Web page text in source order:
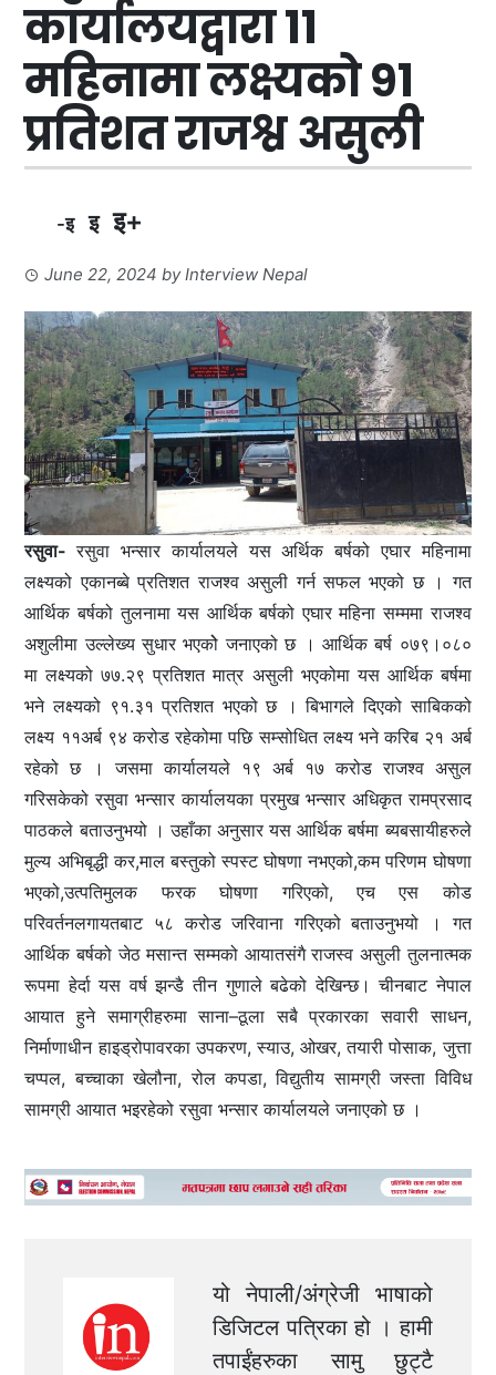
कार्यालयद्वारा ११
महिनामा लक्ष्यको ९१
प्रतिशत राजश्व असुली
-इ इ इ+
June 22, 2024 byInterview Nepal
रसुवा-रसुवा भन्सार कार्यालयले यस अर्थिक बर्षको एघार महिनामा
लक्ष्यको एकानब्बे प्रतिशत राजश्व असुली गर्न सफल भएको छ । गत
आर्थिक बर्षको तुलनामा यस आर्थिक बर्षको एघार महिना सम्ममा राजश्व
अशुलीमा उल्लेख्य सुधार भएकोे जनाएको छ । आर्थिक बर्ष ०७९।०८०
मा लक्ष्यको ७७‍.२९ प्रतिशत मात्र असुली भएकोमा यस आर्थिक बर्षमा
भने लक्ष्यको ९१‍‍‍‍.३१ प्रतिशत भएको छ । बिभागले दिएको साबिकको
लक्ष्य ११अर्ब ९४ करोड रहेकोमा पछि सम्सोधित लक्ष्य भने करिब २१ अर्ब
रहेको छ । जसमा कार्यालयले १९ अर्ब १७ करोड राजश्व असुल
गरिसकेको रसुवा भन्सार कार्यालयका प्रमुख भन्सार अधिकृत रामप्रसाद
पाठकले बताउनुभयो । उहाँका अनुसार यस आर्थिक बर्षमा ब्यबसायीहरुले
मुल्य अभिबृद्धी कर,माल बस्तुको स्पस्ट घोषणा नभएको,कम परिणम घोषणा
भएको,उत्पतिमुलक फरक घोषणा गरिएको, एच एस कोड
परिवर्तनलगायतबाट ५८ करोड जरिवाना गरिएको बताउनुभयो । गत
आर्थिक बर्षको जेठ मसान्त सम्मको आयातसंगै राजस्व असुली तुलनात्मक
रूपमा हेर्दा यस वर्ष झन्डै तीन गुणाले बढेको देखिन्छ। चीनबाट नेपाल
आयात हुने समाग्रीहरुमा साना–ठूला सबै प्रकारका सवारी साधन,
निर्माणाधीन हाइड्रोपावरका उपकरण, स्याउ, ओखर, तयारी पोसाक, जुत्ता
चप्पल, बच्चाका खेलौना, रोल कपडा, विद्युतीय सामग्री जस्ता विविध
सामग्री आयात भइरहेको रसुवा भन्सार कार्यालयले जनाएको छ ।
यो नेपाली/अंग्रेजी भाषाको
डिजिटल पत्रिका हो । हामी
तपाईंहरुका सामु छुट्टै